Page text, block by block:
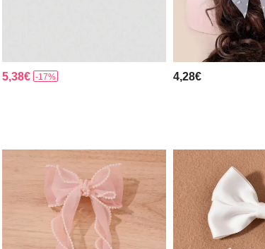
5,38€ -17% 4,28€